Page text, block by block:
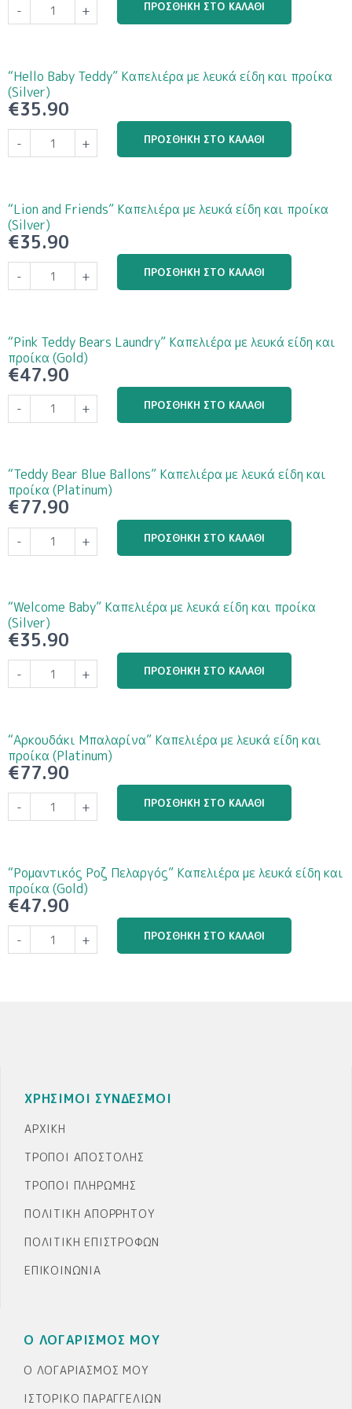
- + ΠΡΟΣΘΉΚΗ ΣΤΟ ΚΑΛΆΘΙ
“Hello Baby Teddy” Καπελιέρα με λευκά είδη και προίκα
(Silver)
€35.90
- + ΠΡΟΣΘΉΚΗ ΣΤΟ ΚΑΛΆΘΙ
“Lion and Friends” Καπελιέρα με λευκά είδη και προίκα
(Silver)
€35.90
- + ΠΡΟΣΘΉΚΗ ΣΤΟ ΚΑΛΆΘΙ
“Pink Teddy Bears Laundry” Καπελιέρα με λευκά είδη και
προίκα (Gold)
€47.90
- + ΠΡΟΣΘΉΚΗ ΣΤΟ ΚΑΛΆΘΙ
“Teddy Bear Blue Ballons” Καπελιέρα με λευκά είδη και
προίκα (Platinum)
€77.90
- + ΠΡΟΣΘΉΚΗ ΣΤΟ ΚΑΛΆΘΙ
“Welcome Baby” Καπελιέρα με λευκά είδη και προίκα
(Silver)
€35.90
- + ΠΡΟΣΘΉΚΗ ΣΤΟ ΚΑΛΆΘΙ
“Αρκουδάκι Μπαλαρίνα” Καπελιέρα με λευκά είδη και
προίκα (Platinum)
€77.90
- + ΠΡΟΣΘΉΚΗ ΣΤΟ ΚΑΛΆΘΙ
“Ρομαντικός Ροζ Πελαργός” Καπελιέρα με λευκά είδη και
προίκα (Gold)
€47.90
- + ΠΡΟΣΘΉΚΗ ΣΤΟ ΚΑΛΆΘΙ
ΧΡΗΣΙΜΟΙ ΣΥΝΔΕΣΜΟΙ
ΑΡΧΙΚΉ
ΤΡΌΠΟΙ ΑΠΟΣΤΟΛΉΣ
ΤΡΌΠΟΙ ΠΛΗΡΩΜΉΣ
ΠΟΛΙΤΙΚΉ ΑΠΟΡΡΉΤΟΥ
ΠΟΛΙΤΙΚΉ ΕΠΙΣΤΡΟΦΏΝ
ΕΠΙΚΟΙΝΩΝΊΑ
Ο ΛΟΓΑΡΙΣΜΟΣ ΜΟΥ
Ο ΛΟΓΑΡΙΑΣΜΌΣ ΜΟΥ
ΙΣΤΟΡΙΚΌ ΠΑΡΑΓΓΕΛΙΏΝ